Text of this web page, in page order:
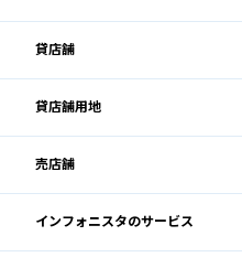
貸店舗
貸店舗用地
売店舗
インフォニスタのサービス